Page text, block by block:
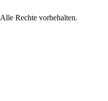
Rechte vorbehalten.